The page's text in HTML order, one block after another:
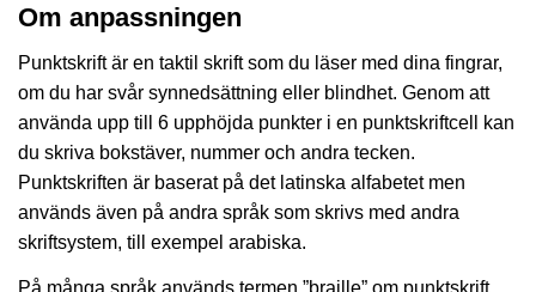
Om anpassningen
Punktskrift är en taktil skrift som du läser med dina fingrar,
om du har svår synnedsättning eller blindhet. Genom att
använda upp till 6 upphöjda punkter i en punktskriftcell kan
du skriva bokstäver, nummer och andra tecken.
Punktskriften är baserat på det latinska alfabetet men
används även på andra språk som skrivs med andra
skriftsystem, till exempel arabiska.
På många språk används termen ”braille” om punktskrift